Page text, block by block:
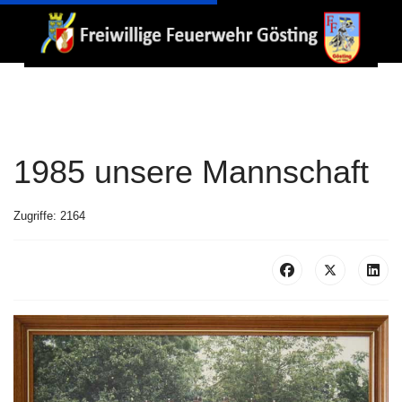
1985 unsere Mannschaft
Zugriffe: 2164